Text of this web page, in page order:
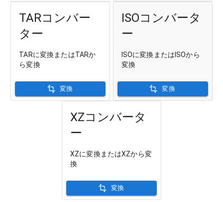
TARコンバー
ター
TARに変換またはTARか
ら変換
変換
ISOコンバータ
ー
ISOに変換またはISOから
変換
変換
XZコンバータ
ー
XZに変換またはXZから変
換
変換